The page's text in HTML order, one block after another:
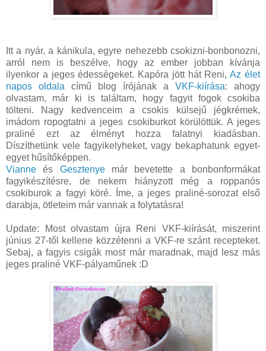
Itt a nyár, a kánikula, egyre nehezebb csokizni-bonbonozni,
arról nem is beszélve, hogy az ember jobban kívánja
ilyenkor a jeges édességeket. Kapóra jött hát Reni,Az élet
napos oldala című blog írójának a VKF-kiírása: ahogy
olvastam, már ki is találtam, hogy fagyit fogok csokiba
tölteni. Nagy kedvenceim a csokis külsejű jégkrémek,
imádom ropogtatni a jeges csokiburkot körülöttük. A jeges
praliné ezt az élményt hozza falatnyi kiadásban.
Díszíthetünk vele fagyikelyheket, vagy bekaphatunk egyet-
egyet hűsítőképpen.
Vianne és Gesztenyemár bevetette a bonbonformákat
fagyikészítésre, de nekem hiányzott még a roppanós
csokiburok a fagyi köré. Íme, a jeges praliné-sorozat első
darabja, ötleteim már vannak a folytatásra!
Update: Most olvastam újra Reni VKF-kiírását, miszerint
június 27-től kellene közzétenni a VKF-re szánt recepteket.
Sebaj, a fagyis csigák most már maradnak, majd lesz más
jeges praliné VKF-pályaműnek :D